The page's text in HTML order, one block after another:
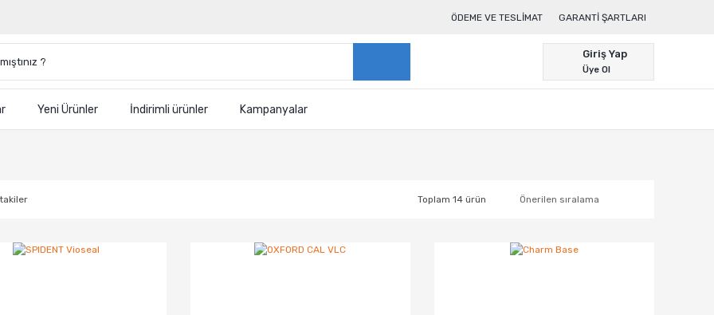
ÖDEME VE TESLIMAT GARANTI ŞARTLARI
Giriş Yap
Üye Ol
Yeni Ürünler İndirimli ürünler Kampanyalar
Toplam 14 ürün